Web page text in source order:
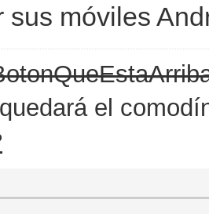
sus móviles
el